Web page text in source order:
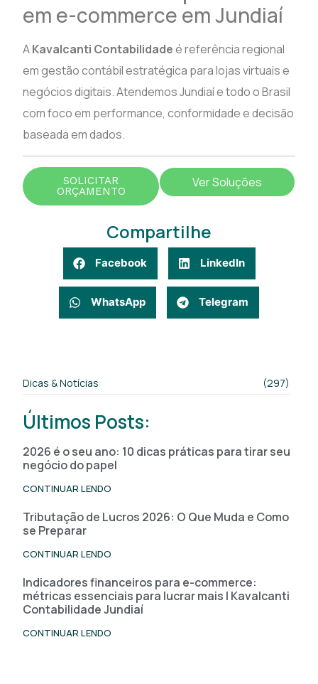
em e-commerce em Jundiaí
AKavalcanti Contabilidadeé referência regional
em gestão contábil estratégica para lojas virtuais e
negócios digitais. Atendemos Jundiaí e todo o Brasil
com foco em performance, conformidade e decisão
baseada em dados.
SOLICITAR
ORÇAMENTO
Ver Soluções
Compartilhe
Facebook LinkedIn
WhatsApp Telegram
Dicas & Notícias (297)
Últimos Posts:
2026 é o seu ano: 10 dicas práticas para tirar seu
negócio do papel
CONTINUAR LENDO
Tributação de Lucros 2026: O Que Muda e Como
se Preparar
CONTINUAR LENDO
Indicadores financeiros para e-commerce:
métricas essenciais para lucrar mais | Kavalcanti
Contabilidade Jundiaí
CONTINUAR LENDO